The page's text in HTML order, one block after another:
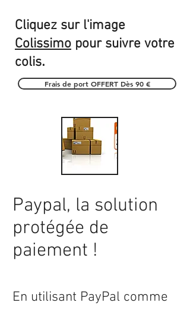
Cliquez sur l'image
Colissimo pour suivre votre
colis.
Frais de port OFFERT Dès 90 €
Paypal, la solution
protégée de
paiement !
En utilisant PayPal comme